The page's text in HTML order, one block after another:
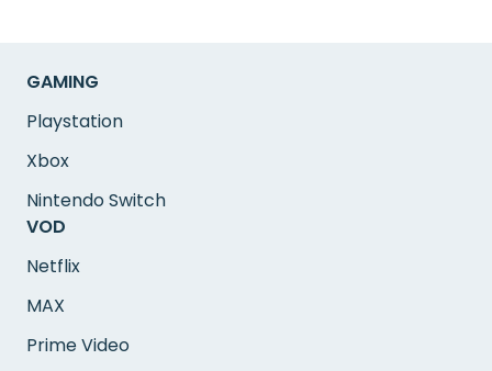
GAMING
Playstation
Xbox
Nintendo Switch
VOD
Netflix
MAX
Prime Video